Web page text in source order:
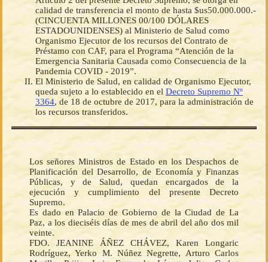
calidad de transferencia el monto de hasta $us50.000.000.-
(CINCUENTA MILLONES 00/100 DÓLARES
ESTADOUNIDENSES) al Ministerio de Salud como
Organismo Ejecutor de los recursos del Contrato de
Préstamo con CAF, para el Programa “Atención de la
Emergencia Sanitaria Causada como Consecuencia de la
Pandemia COVID - 2019”.
El Ministerio de Salud, en calidad de Organismo Ejecutor,
queda sujeto a lo establecido en el Decreto Supremo Nº
3364, de 18 de octubre de 2017, para la administración de
los recursos transferidos.
Los señores Ministros de Estado en los Despachos de
Planificación del Desarrollo, de Economía y Finanzas
Públicas, y de Salud, quedan encargados de la
ejecución y cumplimiento del presente Decreto
Supremo.
Es dado en Palacio de Gobierno de la Ciudad de La
Paz, a los dieciséis días de mes de abril del año dos mil
veinte.
FDO. JEANINE ÁÑEZ CHÁVEZ, Karen Longaric
Rodríguez, Yerko M. Núñez Negrette, Arturo Carlos